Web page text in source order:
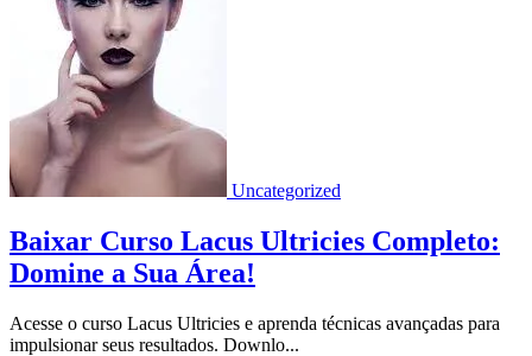
Uncategorized
Baixar Curso Lacus Ultricies Completo:
Domine a Sua Área!
Acesse o curso Lacus Ultricies e aprenda técnicas avançadas para
impulsionar seus resultados. Downlo...